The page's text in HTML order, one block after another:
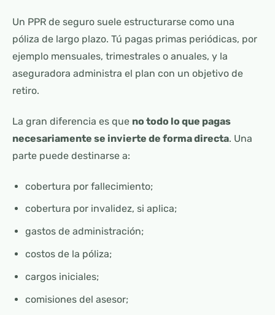
Un PPR de seguro suele estructurarse como una
póliza de largo plazo. Tú pagas primas periódicas, por
ejemplo mensuales, trimestrales o anuales, y la
aseguradora administra el plan con un objetivo de
retiro.
La gran diferencia es que no todo lo que pagas
necesariamente se invierte de forma directa. Una
parte puede destinarse a:
cobertura por fallecimiento;
cobertura por invalidez, si aplica;
gastos de administración;
costos de la póliza;
cargos iniciales;
comisiones del asesor;